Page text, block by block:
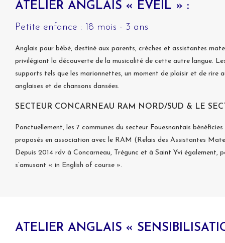
ATELIER ANGLAIS « ÉVEIL » :
Petite enfance : 18 mois - 3 ans
Anglais pour bébé, destiné aux parents, crèches et assistantes
privilégiant la découverte de la musicalité de cette autre langue.
supports tels que les marionnettes, un moment de plaisir et de rire
anglaises et de chansons dansées.
SECTEUR CONCARNEAU RAM NORD/SUD & LE
Ponctuellement, les 7 communes du secteur Fouesnantais bénéficies
proposés en association avec le RAM (Relais des Assistantes
Depuis 2014 rdv à Concarneau, Trégunc et à Saint Yvi également,
s’amusant « in English of course ».
ATELIER ANGLAIS «